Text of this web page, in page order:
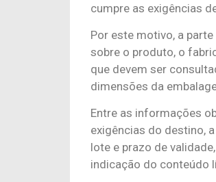
cumpre as exigências
Por este motivo, a
sobre o produto, o
que devem ser
dimensões da
Entre as informações
exigências do destino,
lote e prazo de
indicação do conteúdo